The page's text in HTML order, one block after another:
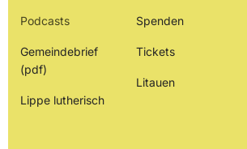
Podcasts
Gemeindebrief
(pdf)
Lippe lutherisch
Spenden
Tickets
Litauen